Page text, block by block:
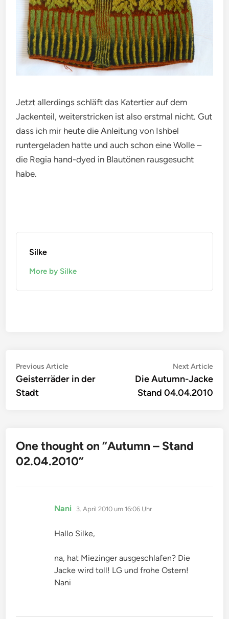
Jetzt allerdings schläft das Katertier auf dem
Jackenteil, weiterstricken ist also erstmal nicht. Gut
dass ich mir heute die Anleitung von Ishbel
runtergeladen hatte und auch schon eine Wolle –
die Regia hand-dyed in Blautönen rausgesucht
habe.
Silke
More by Silke
Beitragsnavigation
Previous ArticlePrevious
article:
Geisterräder in der
Stadt
Next Article
Die Autumn-Jacke
Stand 04.04.2010
One thought on “Autumn – Stand
02.04.2010”
Nani sagt:
3. April 2010 um 16:06 Uhr
Hallo Silke,
na, hat Miezinger ausgeschlafen? Die
Jacke wird toll! LG und frohe Ostern!
Nani